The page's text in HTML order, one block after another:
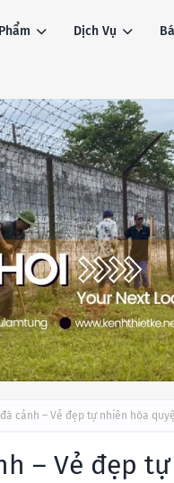
Dịch Vụ
cảnh – Vẻ đẹp tự nhiên hòa
– Vẻ đẹp